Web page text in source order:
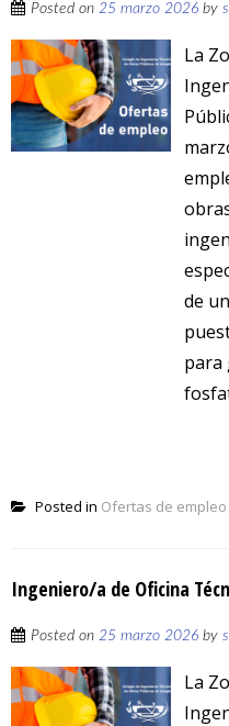
Posted on 25 marzo 2026 by
La
de
para
Posted in Ofertas de empleo
Ingeniero/a de Oficina
Posted on 25 marzo 2026 by
La